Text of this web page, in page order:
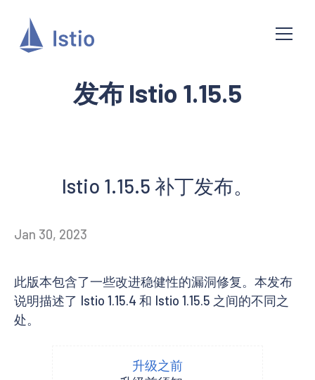
发布 Istio 1.15.5
Istio 1.15.5 补丁发布。
Jan 30, 2023
此版本包含了一些改进稳健性的漏洞修复。本发布
说明描述了 Istio 1.15.4 和 Istio 1.15.5 之间的不同之
处。
升级之前